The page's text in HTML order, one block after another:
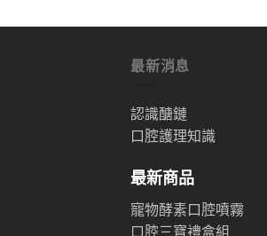
最新消息
認識醣鏈
口腔護理知識
最新商品
寵物酵素口腔噴霧
口腔三寶禮盒組